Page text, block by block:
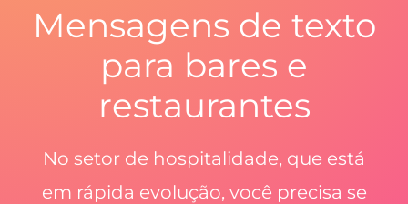
Mensagens de texto
para bares e
restaurantes
No setor de hospitalidade, que está
em rápida evolução, você precisa se